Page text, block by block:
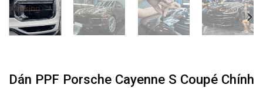
Dán PPF Porsche Cayenne S Coupé Chính